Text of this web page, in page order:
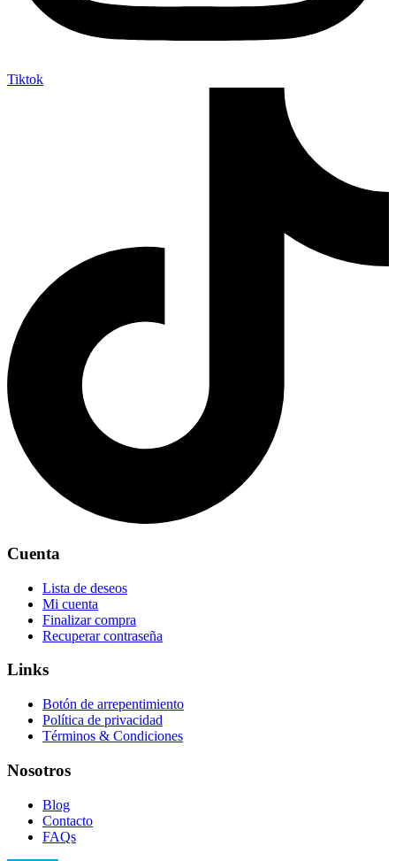
Tiktok
Cuenta
Lista de deseos
Mi cuenta
Finalizar compra
Recuperar contraseña
Links
Botón de arrepentimiento
Política de privacidad
Términos & Condiciones
Nosotros
Blog
Contacto
FAQs